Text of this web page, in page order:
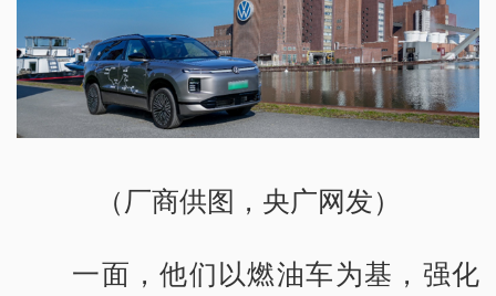
（厂商供图，央广网发）
一面，他们以燃油车为基，强化